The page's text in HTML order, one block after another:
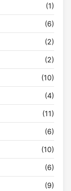
(1)
(6)
(2)
(2)
(10)
(4)
(11)
(6)
(10)
(6)
(9)